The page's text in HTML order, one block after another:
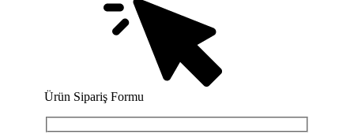
Ürün Sipariş Formu